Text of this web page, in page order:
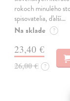
rokoch minulého
spisovatelia, ďalší…
Na sklade ?
23,40 €
26,00 € ?